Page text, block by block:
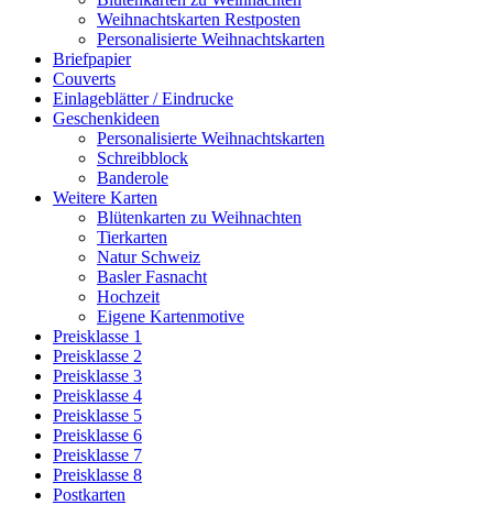
Weihnachtskarten Restposten
Personalisierte Weihnachtskarten
Briefpapier
Couverts
Einlageblätter / Eindrucke
Geschenkideen
Personalisierte Weihnachtskarten
Schreibblock
Banderole
Weitere Karten
Blütenkarten zu Weihnachten
Tierkarten
Natur Schweiz
Basler Fasnacht
Hochzeit
Eigene Kartenmotive
Preisklasse 1
Preisklasse 2
Preisklasse 3
Preisklasse 4
Preisklasse 5
Preisklasse 6
Preisklasse 7
Preisklasse 8
Postkarten